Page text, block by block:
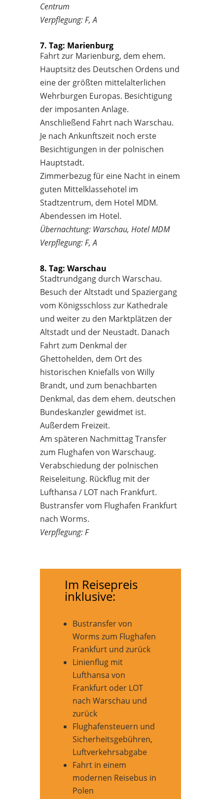
Centrum
Verpflegung: F, A
7. Tag: Marienburg
Fahrt zur Marienburg, dem ehem.
Hauptsitz des Deutschen Ordens und
eine der größten mittelalterlichen
Wehrburgen Europas. Besichtigung
der imposanten Anlage.
Anschließend Fahrt nach Warschau.
Je nach Ankunftszeit noch erste
Besichtigungen in der polnischen
Hauptstadt.
Zimmerbezug für eine Nacht in einem
guten Mittelklassehotel im
Stadtzentrum, dem Hotel MDM.
Abendessen im Hotel.
Übernachtung: Warschau, Hotel MDM
Verpflegung: F, A
8. Tag: Warschau
Stadtrundgang durch Warschau.
Besuch der Altstadt und Spaziergang
vom Königsschloss zur Kathedrale
und weiter zu den Marktplätzen der
Altstadt und der Neustadt. Danach
Fahrt zum Denkmal der
Ghettohelden, dem Ort des
historischen Kniefalls von Willy
Brandt, und zum benachbarten
Denkmal, das dem ehem. deutschen
Bundeskanzler gewidmet ist.
Außerdem Freizeit.
Am späteren Nachmittag Transfer
zum Flughafen von Warschaug.
Verabschiedung der polnischen
Reiseleitung. Rückflug mit der
Lufthansa / LOT nach Frankfurt.
Bustransfer vom Flughafen Frankfurt
nach Worms.
Verpflegung: F
Im Reisepreis
inklusive:
Bustransfer von
Worms zum Flughafen
Frankfurt und zurück
Linienflug mit
Lufthansa von
Frankfurt oder LOT
nach Warschau und
zurück
Flughafensteuern und
Sicherheitsgebühren,
Luftverkehrsabgabe
Fahrt in einem
modernen Reisebus in
Polen